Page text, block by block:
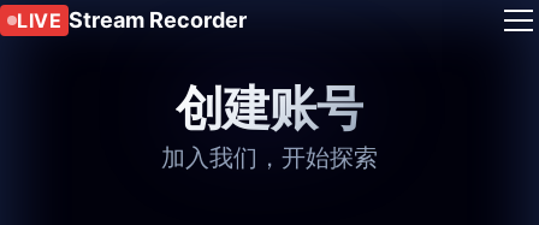
LIVE Stream Recorder
创建账号
加入我们，开始探索